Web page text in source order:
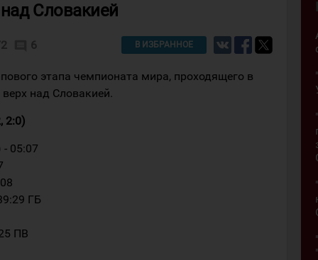
Словакией
6 В ИЗБРАННОЕ
этапа чемпионата мира, проходящего в
над Словакией.
2:0)
05:07
ГБ
ПВ